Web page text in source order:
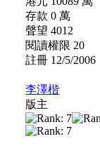
存款 0 萬
聲望 4012
閱讀權限 20
註冊 12/5/2006
李澤楷
版主